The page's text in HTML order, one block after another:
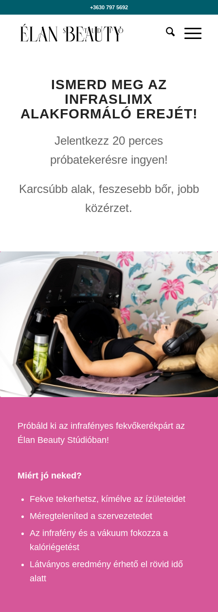
+3630 797 5692
ISMERD MEG AZ
INFRASLIMX
ALAKFORMÁLÓ EREJÉT!
Jelentkezz 20 perces
próbatekerésre ingyen!
Karcsúbb alak, feszesebb bőr, jobb
közérzet.
Próbáld ki az infrafényes fekvőkerékpárt az
Élan Beauty Stúdióban!
Miért jó neked?
Fekve tekerhetsz, kímélve az ízületeidet
Méregteleníted a szervezetedet
Az infrafény és a vákuum fokozza a
kalóriégetést
Látványos eredmény érhető el rövid idő
alatt